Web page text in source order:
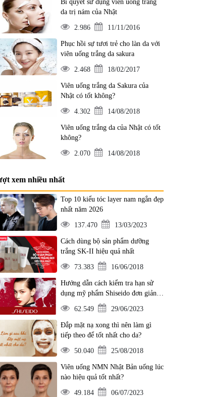
Bí quyết sử dụng viên uống trắng
da trị nám của Nhật
2.986 11/11/2016
Phục hồi sự tươi trẻ cho làn da với
viên uống trắng da sakura
2.468 18/02/2017
Viên uống trắng da Sakura của
Nhật có tốt không?
4.302 14/08/2018
Viên uống trắng da của Nhật có tốt
không?
2.070 14/08/2018
xem nhiều nhất
Top 10 kiểu tóc layer nam ngắn đẹp
nhất năm 2026
137.470 13/03/2023
Cách dùng bộ sản phẩm dưỡng
trắng SK-II hiệu quả nhất
73.383 16/06/2018
Hướng dẫn cách kiểm tra hạn sử
dụng mỹ phẩm Shiseido đơn giản
nhất
62.549 29/06/2023
Đắp mặt nạ xong thì nên làm gì
tiếp theo để tốt nhất cho da?
50.040 25/08/2018
Viên uống NMN Nhật Bản uống lúc
nào hiệu quả tốt nhất?
49.184 06/07/2023